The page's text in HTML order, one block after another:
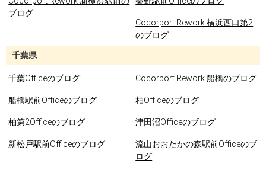
ブログ
Cocorport Rework 横浜西口第2
のブログ
千葉県
千葉Officeのブログ Cocorport Rework 船橋のブログ
船橋駅前Officeのブログ 柏Officeのブログ
柏第2Officeのブログ 津田沼Officeのブログ
新松戸駅前Officeのブログ
流山おおたかの森駅前Officeのブ
ログ